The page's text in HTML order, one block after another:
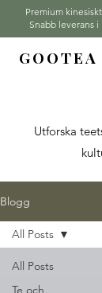
Premium
Snabb leverans i
GOOTEA
Utforska
Blogg
All Posts
Te och
All Posts